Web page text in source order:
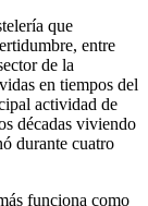
que
entre
de la
en tiempos del
actividad de
décadas viviendo
durante cuatro
funciona como